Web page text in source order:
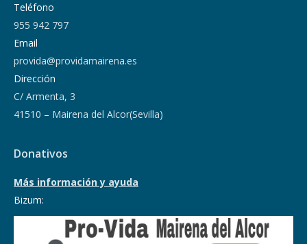
Teléfono
955 942 797
Email
provida@providamairena.es
Dirección
C/ Armenta, 3
41510 – Mairena del Alcor(Sevilla)
Donativos
Más información y ayuda
Bizum: